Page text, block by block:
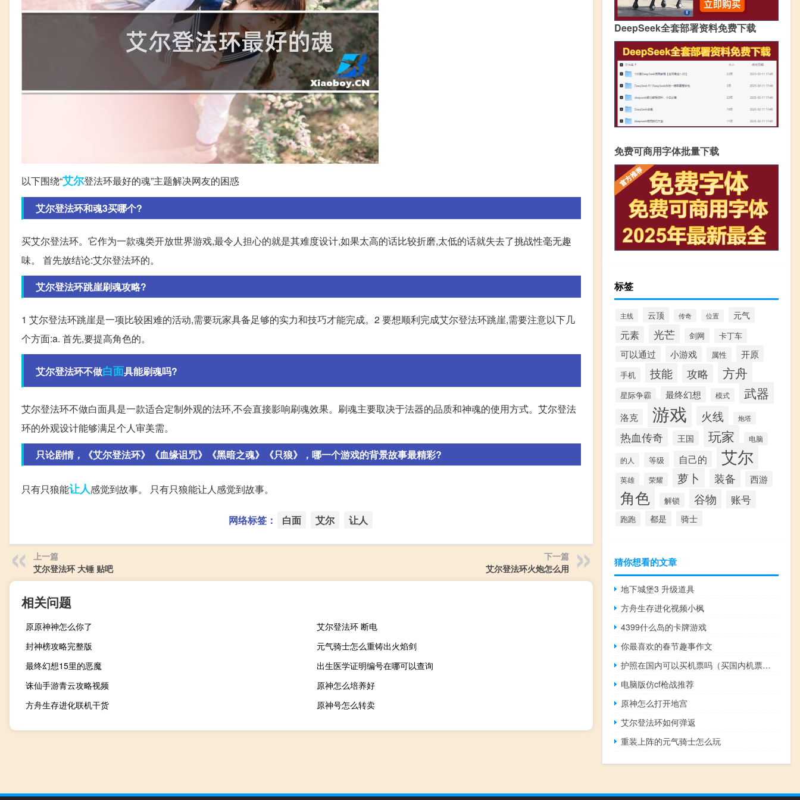
以下围绕“艾尔登法环最好的魂”主题解决网友的困惑
艾尔登法环和魂3买哪个?
买艾尔登法环。它作为一款魂类开放世界游戏,最令人担心的就是其难度设计,如果太高的话比较折磨,太低的话就失去了挑战性毫无趣
味。 首先放结论:艾尔登法环的。
艾尔登法环跳崖刷魂攻略?
1 艾尔登法环跳崖是一项比较困难的活动,需要玩家具备足够的实力和技巧才能完成。2 要想顺利完成艾尔登法环跳崖,需要注意以下几
个方面:a. 首先,要提高角色的。
艾尔登法环不做白面具能刷魂吗?
艾尔登法环不做白面具是一款适合定制外观的法环,不会直接影响刷魂效果。刷魂主要取决于法器的品质和神魂的使用方式。艾尔登法
环的外观设计能够满足个人审美需。
只论剧情，《艾尔登法环》《血缘诅咒》《黑暗之魂》《只狼》，哪一个游戏的背景故事最精彩?
只有只狼能让人感觉到故事。 只有只狼能让人感觉到故事。
网络标签： 白面 艾尔 让人
上一篇
艾尔登法环 大锤 贴吧
下一篇
艾尔登法环火炮怎么用
相关问题
原原神神怎么你了
艾尔登法环 断电
封神榜攻略完整版
元气骑士怎么重铸出火焰剑
最终幻想15里的恶魔
出生医学证明编号在哪可以查询
诛仙手游青云攻略视频
原神怎么培养好
方舟生存进化联机干货
原神号怎么转卖
DeepSeek全套部署资料免费下载
免费可商用字体批量下载
标签
主线 云顶 传奇 位置 元气
元素 光芒 剑网 卡丁车
可以通过 小游戏 属性 开原
手机 技能 攻略 方舟
星际争霸 最终幻想 模式 武器
洛克 游戏 火线 炮塔
热血传奇 王国 玩家 电脑
的人 等级 自己的 艾尔
英雄 荣耀 萝卜 装备 西游
角色 解锁 谷物 账号
跑跑 都是 骑士
猜你想看的文章
地下城堡3 升级道具
方舟生存进化视频小枫
4399什么岛的卡牌游戏
你最喜欢的春节趣事作文
护照在国内可以买机票吗（买国内机票要护照吗）
电脑版仿cf枪战推荐
原神怎么打开地宫
艾尔登法环如何弹返
重装上阵的元气骑士怎么玩